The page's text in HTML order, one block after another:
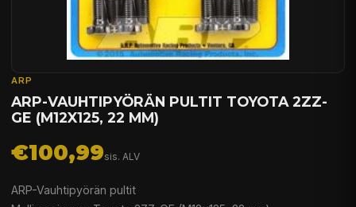
ARP
ARP-VAUHTIPYÖRÄN PULTIT TOYOTA 2ZZ-
GE (M12X125, 22 MM)
€100,99sis. ALV
ARP-Vauhtipyörän pultit